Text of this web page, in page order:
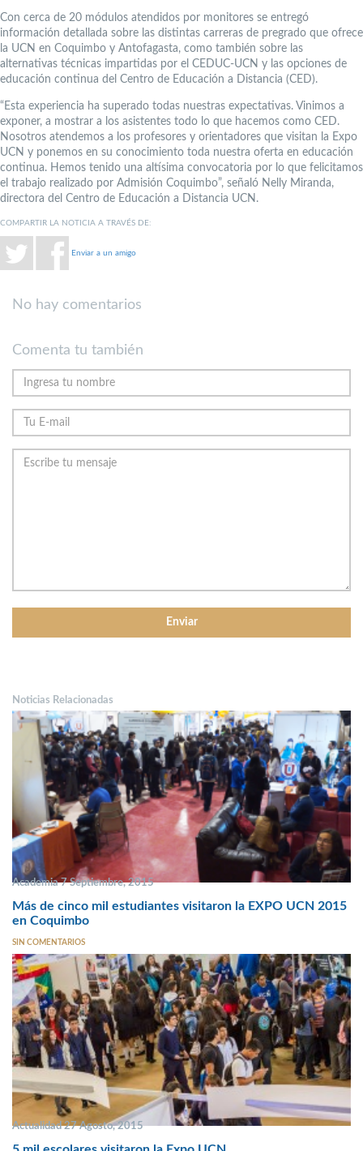
Con cerca de 20 módulos atendidos por monitores se entregó
información detallada sobre las distintas carreras de pregrado que ofrece
la UCN en Coquimbo y Antofagasta, como también sobre las
alternativas técnicas impartidas por el CEDUC-UCN y las opciones de
educación continua del Centro de Educación a Distancia (CED).
“Esta experiencia ha superado todas nuestras expectativas. Vinimos a
exponer, a mostrar a los asistentes todo lo que hacemos como CED.
Nosotros atendemos a los profesores y orientadores que visitan la Expo
UCN y ponemos en su conocimiento toda nuestra oferta en educación
continua. Hemos tenido una altísima convocatoria por lo que felicitamos
el trabajo realizado por Admisión Coquimbo”, señaló Nelly Miranda,
directora del Centro de Educación a Distancia UCN.
COMPARTIR LA NOTICIA A TRAVÉS DE:
Enviar a un amigo
No hay comentarios
Comenta tu también
Noticias Relacionadas
Academia 7 Septiembre, 2015
Más de cinco mil estudiantes visitaron la EXPO UCN 2015
en Coquimbo
SIN COMENTARIOS
Actualidad 27 Agosto, 2015